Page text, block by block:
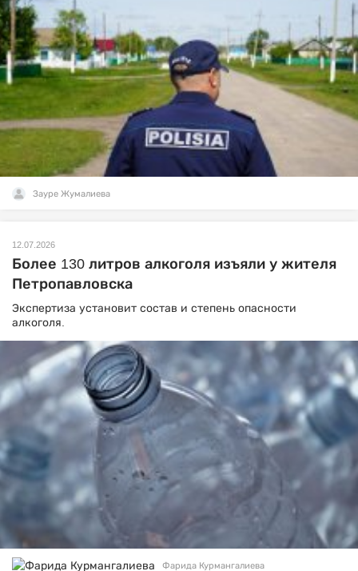
Зауре Жумалиева
12.07.2026
Более 130 литров алкоголя изъяли у жителя
Петропавловска
Экспертиза установит состав и степень опасности
алкоголя.
Фарида Курмангалиева